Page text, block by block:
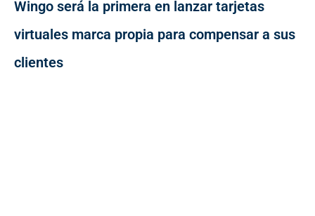
Wingo será la primera en lanzar tarjetas
virtuales marca propia para compensar a sus
clientes